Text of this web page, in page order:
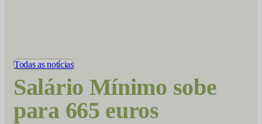
Todas as notícias
Salário Mínimo sobe
para 665 euros